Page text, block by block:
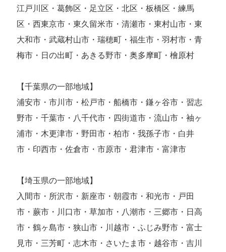
江戸川区・葛飾区・足立区・北区・板橋区・練馬
区・西東京市・東久留米市・清瀬市・東村山市・東
大和市・武蔵村山市・瑞穂町・福生市・羽村市・青
梅市・日の出町・あきる野市・奥多摩町・檜原村
【千葉県の一部地域】
浦安市・市川市・松戸市・船橋市・鎌ヶ谷市・習志
野市・千葉市・八千代市・四街道市・流山市・袖ヶ
浦市・木更津市・野田市・柏市・我孫子市・白井
市・印西市・佐倉市・市原市・君津市・富津市
【埼玉県の一部地域】
入間市・所沢市・新座市・朝霞市・和光市・戸田
市・蕨市・川口市・草加市・八潮市・三郷市・日高
市・鶴ヶ島市・狭山市・川越市・ふじみ野市・富士
見市・三芳町・志木市・さいたま市・越谷市・吉川